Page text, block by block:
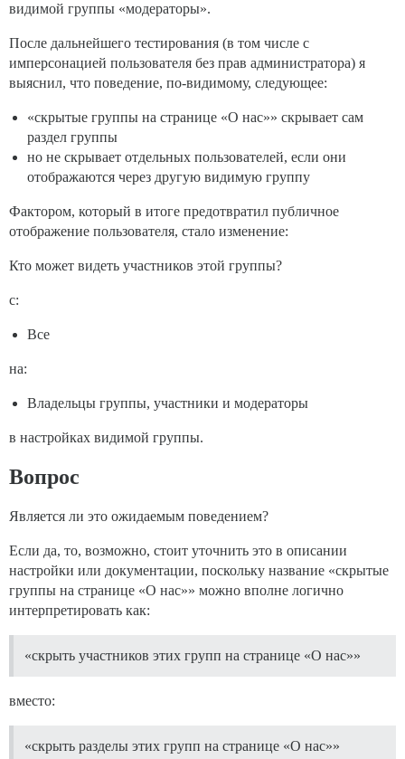
видимой группы «модераторы».
После дальнейшего тестирования (в том числе с
имперсонацией пользователя без прав администратора) я
выяснил, что поведение, по-видимому, следующее:
«скрытые группы на странице «О нас»» скрывает сам
раздел группы
но не скрывает отдельных пользователей, если они
отображаются через другую видимую группу
Фактором, который в итоге предотвратил публичное
отображение пользователя, стало изменение:
Кто может видеть участников этой группы?
с:
Все
на:
Владельцы группы, участники и модераторы
в настройках видимой группы.
Вопрос
Является ли это ожидаемым поведением?
Если да, то, возможно, стоит уточнить это в описании
настройки или документации, поскольку название «скрытые
группы на странице «О нас»» можно вполне логично
интерпретировать как:
«скрыть участников этих групп на странице «О нас»»
вместо:
«скрыть разделы этих групп на странице «О нас»»